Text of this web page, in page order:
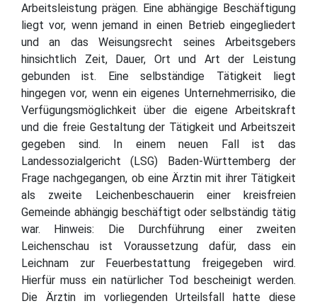
Arbeitsleistung prägen. Eine abhängige Beschäftigung
liegt vor, wenn jemand in einen Betrieb eingegliedert
und an das Weisungsrecht seines Arbeitsgebers
hinsichtlich Zeit, Dauer, Ort und Art der Leistung
gebunden ist. Eine selbständige Tätigkeit liegt
hingegen vor, wenn ein eigenes Unternehmerrisiko, die
Verfügungsmöglichkeit über die eigene Arbeitskraft
und die freie Gestaltung der Tätigkeit und Arbeitszeit
gegeben sind. In einem neuen Fall ist das
Landessozialgericht (LSG) Baden-Württemberg der
Frage nachgegangen, ob eine Ärztin mit ihrer Tätigkeit
als zweite Leichenbeschauerin einer kreisfreien
Gemeinde abhängig beschäftigt oder selbständig tätig
war. Hinweis: Die Durchführung einer zweiten
Leichenschau ist Voraussetzung dafür, dass ein
Leichnam zur Feuerbestattung freigegeben wird.
Hierfür muss ein natürlicher Tod bescheinigt werden.
Die Ärztin im vorliegenden Urteilsfall hatte diese